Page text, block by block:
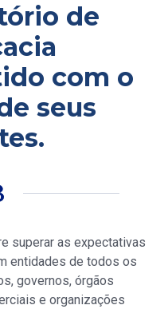
de
com o
seus
superar as expectativas
entidades de todos os
governos, órgãos
e organizações